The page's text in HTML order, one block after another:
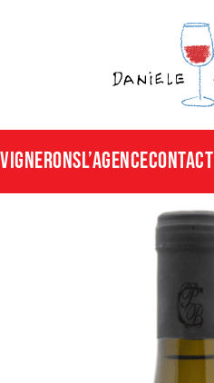
VigneronsL’agenceCONTACT